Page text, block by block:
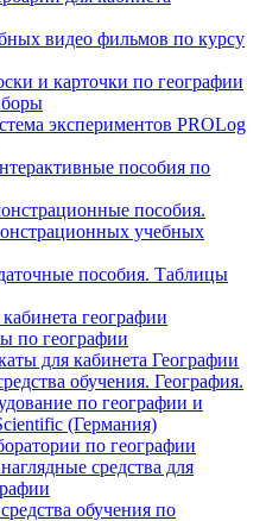
видео фильмов по курсу
и карточки по географии
экспериментов PROLog
пособия по
пособия.
учебных
пособия. Таблицы
географии
по географии
для кабинета Географии
обучения. География.
по географии и
(Германия)
по географии
средства для
обучения по